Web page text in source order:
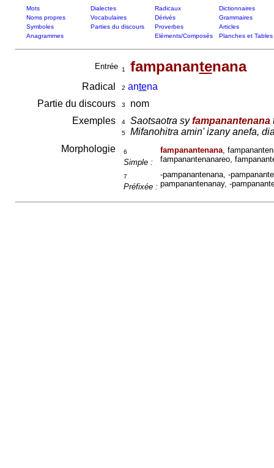
Mots Dialectes Radicaux
Dictionnaires
Noms propres
Vocabulaires Dérivés
Grammaires
Symboles
Parties du discours Proverbes
Articles
Anagrammes
Eléments/Composés Planches et Tables
Entrée 1 fampanantenana
Radical 2 antena
Partie du discours
3
nom
Exemples
4 Saotsaotra syfampanantenana
5
Mifanohitra amin' izany anefa,
Morphologie
6
Simple :
fampanantenana,
fampanantenanareo,
7
Préfixée :
-pampanantenana, -
pampanantenanay, -